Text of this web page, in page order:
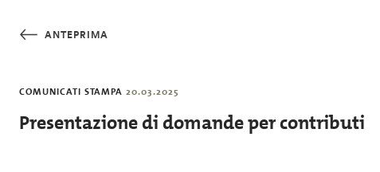
ANTEPRIMA
COMUNICATI STAMPA 20.03.2025
Presentazione di domande per contributi